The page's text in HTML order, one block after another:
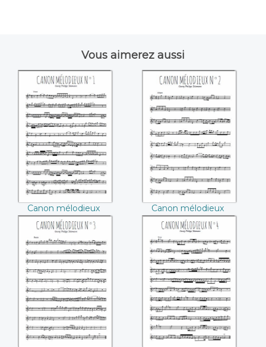
Vous aimerez aussi
Canon mélodieux
N°1 ((Georg Philipp
Telemann))
Canon mélodieux
N°1 (Georg Philipp
Telemann)
Canon mélodieux
N°2 ((Georg Philipp
Telemann))
Canon mélodieux
N°2 (Georg Philipp
Telemann)
Canon mélodieux
N°3 ((Georg Philipp
Telemann))
Canon mélodieux
N°4 ((Georg Philipp
Telemann))